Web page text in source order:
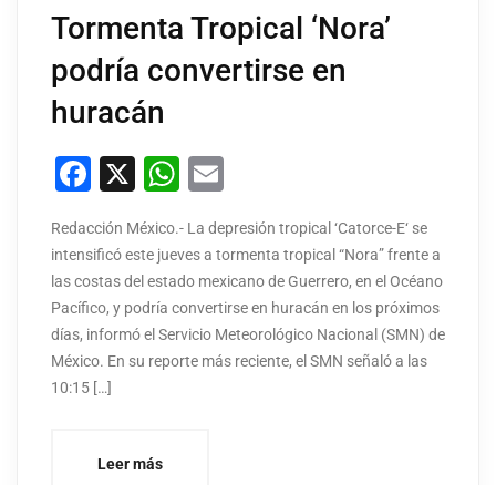
Tormenta Tropical ‘Nora’
podría convertirse en
huracán
Facebook
X WhatsApp
Redacción México.- La depresión tropical ‘Catorce-E‘ se
intensificó este jueves a tormenta tropical “Nora” frente a
las costas del estado mexicano de Guerrero, en el Océano
Pacífico, y podría convertirse en huracán en los próximos
días, informó el Servicio Meteorológico Nacional (SMN) de
México. En su reporte más reciente, el SMN señaló a las
10:15 […]
Leer más